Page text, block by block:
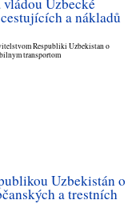
Uzbecké
a nákladů
Respubliki Uzbekistan o
transportom
Uzbekistán o
a trestních